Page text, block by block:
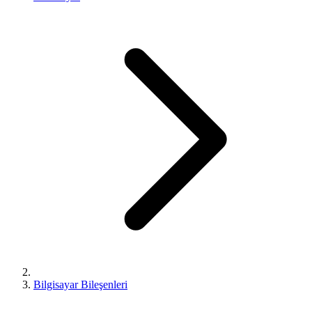
Bilgisayar Bileşenleri